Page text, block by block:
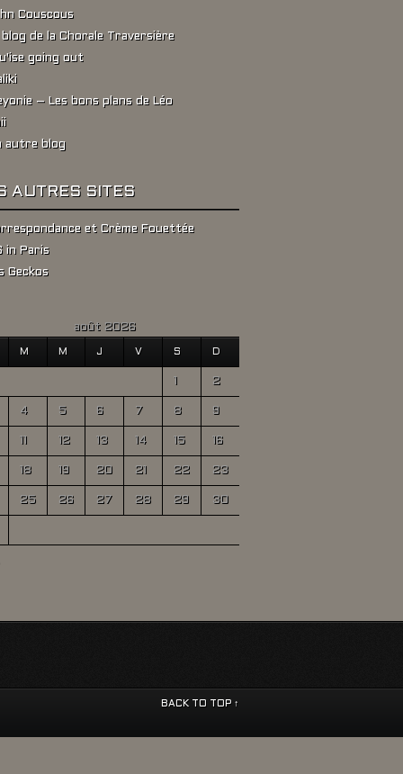
Couscous
blog de la Chorale Traversière
going out
– Les bons plans de Léo
autre blog
AUTRES SITES
et Crème Fouettée
in Paris
Geckos
août 2026
M M J V S D
1 2
4 5 6 7 8 9
11 12 13 14 15 16
18 19 20 21 22 23
25 26 27 28 29 30
BACK TO TOP ↑